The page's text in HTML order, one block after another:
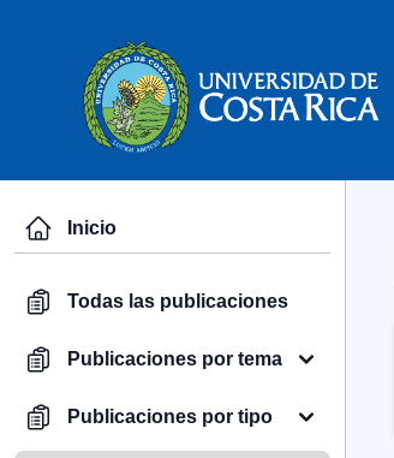
Inicio
Todas las publicaciones
Publicaciones por tema
Publicaciones por tipo